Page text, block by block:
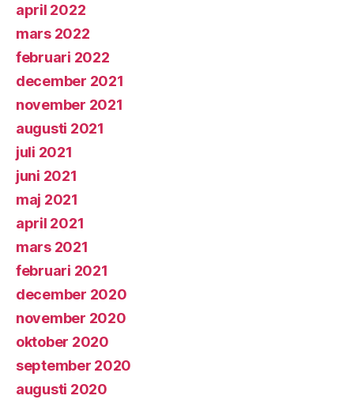
april 2022
mars 2022
februari 2022
december 2021
november 2021
augusti 2021
juli 2021
juni 2021
maj 2021
april 2021
mars 2021
februari 2021
december 2020
november 2020
oktober 2020
september 2020
augusti 2020